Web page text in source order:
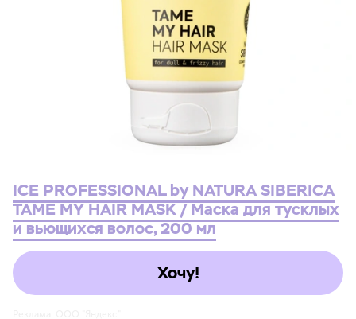
ICE PROFESSIONAL by NATURA SIBERICA
TAME MY HAIR MASK / Маска для тусклых
и вьющихся волос, 200 мл
Хочу!